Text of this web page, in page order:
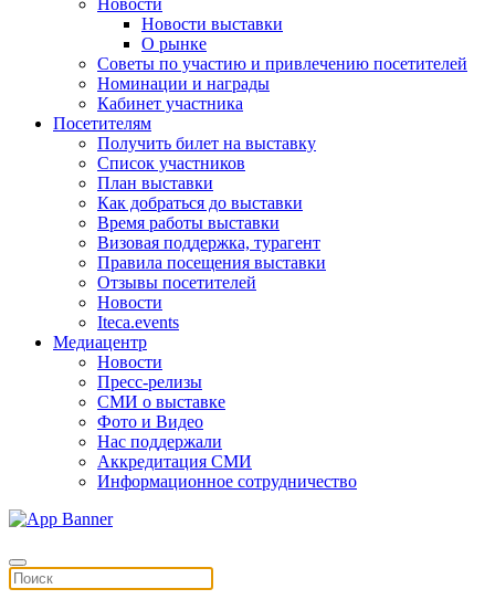
Новости выставки
О рынке
Советы по участию и привлечению посетителей
Номинации и награды
Кабинет участника
Посетителям
Получить билет на выставку
Список участников
План выставки
Как добраться до выставки
Время работы выставки
Визовая поддержка, турагент
Правила посещения выставки
Отзывы посетителей
Новости
Iteca.events
Медиацентр
Новости
Пресс-релизы
СМИ о выставке
Фото и Видео
Нас поддержали
Аккредитация СМИ
Информационное сотрудничество